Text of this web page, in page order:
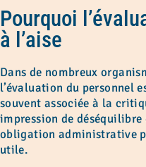
Pourquoi
à l’aise
Dans de nombreux
l’évaluation du personnel
souvent associée à la
impression de
obligation administrative
utile.